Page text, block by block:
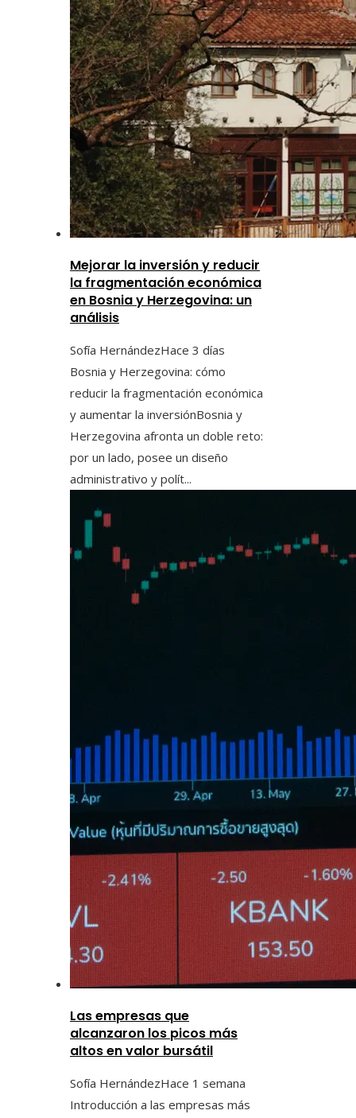
Mejorar la inversión y reducir
la fragmentación económica
en Bosnia y Herzegovina: un
análisis
Sofía HernándezHace 3 días
Bosnia y Herzegovina: cómo
reducir la fragmentación económica
y aumentar la inversiónBosnia y
Herzegovina afronta un doble reto:
por un lado, posee un diseño
administrativo y polít...
Las empresas que
alcanzaron los picos más
altos en valor bursátil
Sofía HernándezHace 1 semana
Introducción a las empresas más